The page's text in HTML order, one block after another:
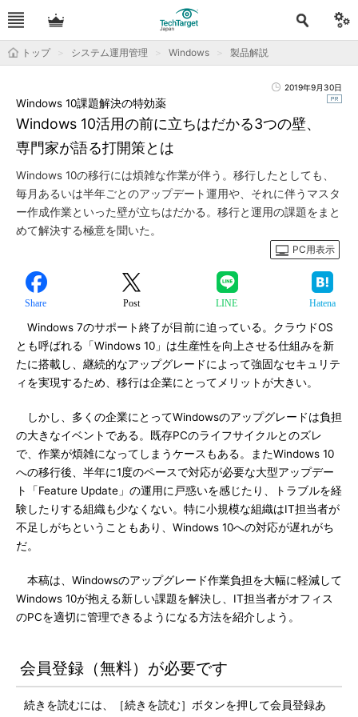
トップ システム運用管理 Windows 製品解説
2019年9月30日
Windows 10活用の前に立ちはだかる3つの壁、
専門家が語る打開策とは
Windows 10課題解決の特効薬
Windows 10の移行には煩雑な作業が伴う。移行したとしても、
毎月あるいは半年ごとのアップデート運用や、それに伴うマスタ
ー作成作業といった壁が立ちはだかる。移行と運用の課題をまと
めて解決する極意を聞いた。
PC用表示
Share Post LINE Hatena
Windows 7のサポート終了が目前に迫っている。クラウドOS
とも呼ばれる「Windows 10」は生産性を向上させる仕組みを新
たに搭載し、継続的なアップグレードによって強固なセキュリテ
ィを実現するため、移行は企業にとってメリットが大きい。
しかし、多くの企業にとってWindowsのアップグレードは負担
の大きなイベントである。既存PCのライフサイクルとのズレ
で、作業が煩雑になってしまうケースもある。またWindows 10
への移行後、半年に1度のペースで対応が必要な大型アップデー
ト「Feature Update」の運用に戸惑いを感じたり、トラブルを経
験したりする組織も少なくない。特に小規模な組織はIT担当者が
不足しがちということもあり、Windows 10への対応が遅れがち
だ。
本稿は、Windowsのアップグレード作業負担を大幅に軽減して
Windows 10が抱える新しい課題を解決し、IT担当者がオフィス
のPCを適切に管理できるようになる方法を紹介しよう。
会員登録（無料）が必要です
続きを読むには、［続きを読む］ボタンを押して会員登録あ